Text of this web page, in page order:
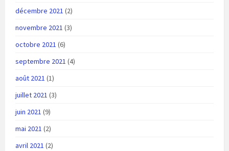
décembre 2021 (2)
novembre 2021 (3)
octobre 2021 (6)
septembre 2021 (4)
août 2021 (1)
juillet 2021 (3)
juin 2021 (9)
mai 2021 (2)
avril 2021 (2)